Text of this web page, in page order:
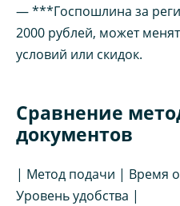
— ***Госпошлина за
2000 рублей, может
условий или скидок.
Сравнение
документов
| Метод подачи | Время
Уровень удобства |